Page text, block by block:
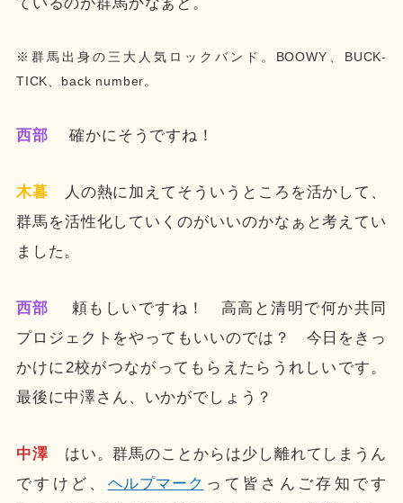
※群馬出身の三大人気ロックバンド。BOOWY、BUCK-
TICK、back number。
西部 確かにそうですね！
木暮 人の熱に加えてそういうところを活かして、
群馬を活性化していくのがいいのかなぁと考えてい
ました。
西部 頼もしいですね！ 高高と清明で何か共同
プロジェクトをやってもいいのでは？ 今日をきっ
かけに2校がつながってもらえたらうれしいです。
最後に中澤さん、いかがでしょう？
中澤はい。群馬のことからは少し離れてしまうん
ですけど、 ヘルプマーク って皆さんご存知です